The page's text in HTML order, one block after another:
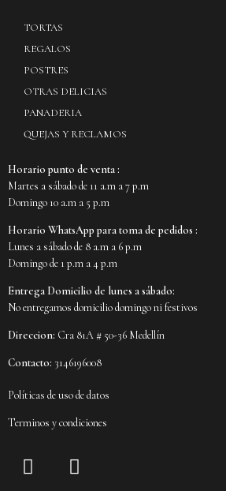
TORTAS
REGALOS
POSTRES
OTRAS DELICIAS
PANADERIA
QUEJAS Y RECLAMOS
Horario punto de venta :
Martes a sábado de 11 a.m a 7 p.m
Domingo 10 a.m a 5 p.m
Horario WhatsApp para toma de pedidos :
Lunes a sábado de 8 a.m a 6 p.m
Domingo de 1 p.m a 4 p.m
Entrega Domicilio de lunes a sábado:
No entregamos domicilio domingo ni festivos
Direccion: Cra 81A # 50-36 Medellín
Contacto: 3146196008
Políticas de uso de datos
Terminos y condiciones